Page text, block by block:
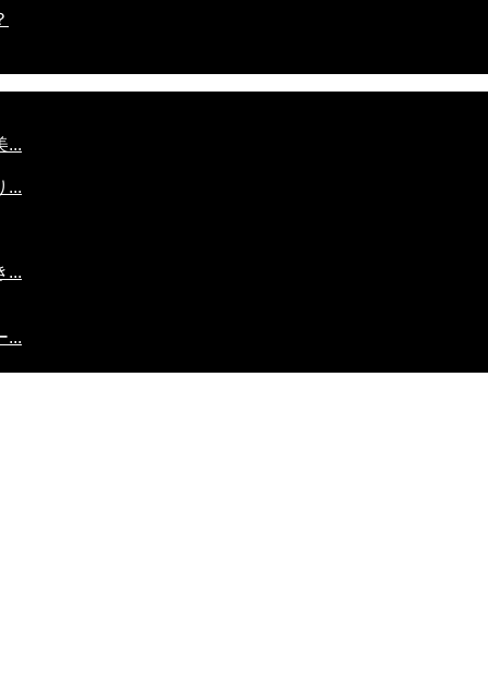
...
...
...
...